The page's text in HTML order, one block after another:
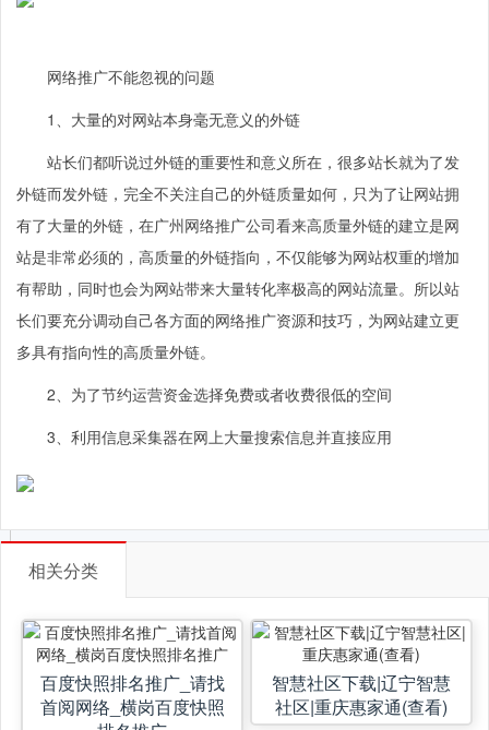
网络推广不能忽视的问题
1、大量的对网站本身毫无意义的外链
站长们都听说过外链的重要性和意义所在，很多站长就为了发
外链而发外链，完全不关注自己的外链质量如何，只为了让网站拥
有了大量的外链，在广州网络推广公司看来高质量外链的建立是网
站是非常必须的，高质量的外链指向，不仅能够为网站权重的增加
有帮助，同时也会为网站带来大量转化率极高的网站流量。所以站
长们要充分调动自己各方面的网络推广资源和技巧，为网站建立更
多具有指向性的高质量外链。
2、为了节约运营资金选择免费或者收费很低的空间
3、利用信息采集器在网上大量搜索信息并直接应用
相关分类
百度快照排名推广_请找
首阅网络_横岗百度快照
智慧社区下载|辽宁智慧
社区|重庆惠家通(查看)